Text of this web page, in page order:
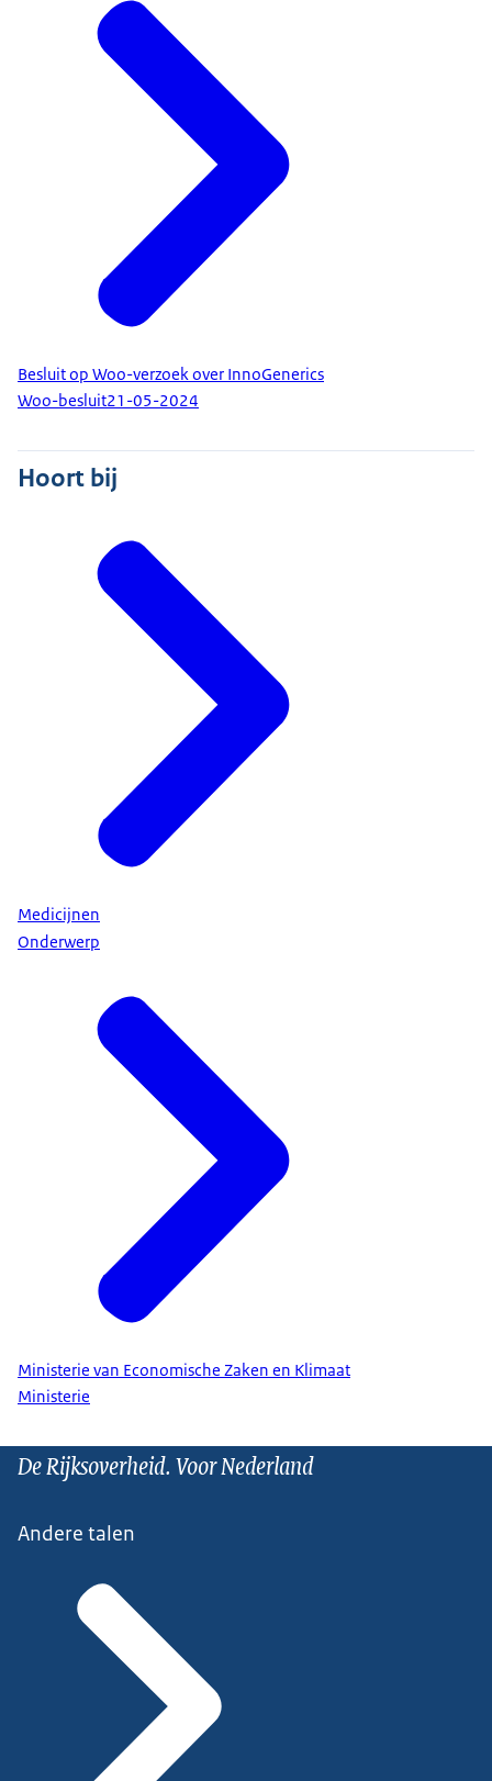
Besluit op Woo-verzoek over InnoGenerics
Woo-besluit21-05-2024
Hoort bij
Medicijnen
Onderwerp
Ministerie van Economische Zaken en Klimaat
Ministerie
De Rijksoverheid. Voor Nederland
Andere talen